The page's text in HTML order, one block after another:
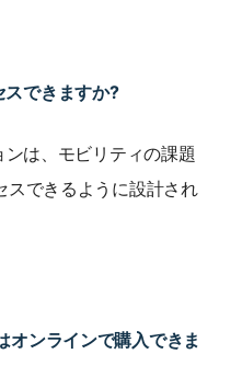
できますか?
は、モビリティの課題
スできるように設計され
オンラインで購入できま